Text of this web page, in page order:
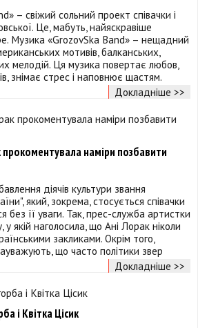
– свіжий сольний проект співачки і
Це, мабуть, найяскравіше
Музика «GrozovSka Band» – нещадний
мотивів, балканських,
мелодій. Ця музика повертає любов,
знімає стрес і наповнює щастям.
Докладніше >>
наміри позбавити
діячів культури звання
який, зокрема, стосується співачки
без її уваги. Так, прес-служба артистки
у якій наголосила, що Ані Лорак ніколи
закликами. Окрім того,
що часто політики звер
Докладніше >>
і Квітка Цісик